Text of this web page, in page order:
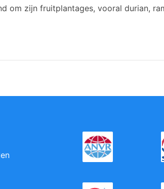
om zijn fruitplantages, vooral durian,